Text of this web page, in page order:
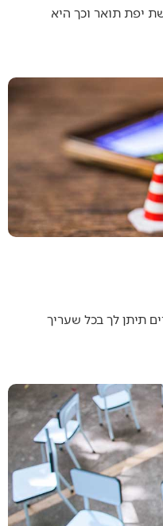
יפת תואר וכך היא
תיתן לך בכל שעריך